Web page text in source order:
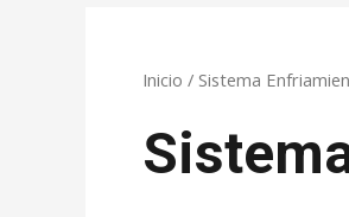
Inicio / Sistema